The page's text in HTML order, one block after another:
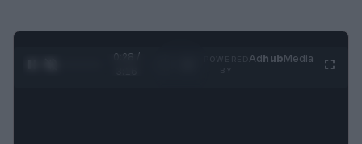
0:29 /
AdhubMedia